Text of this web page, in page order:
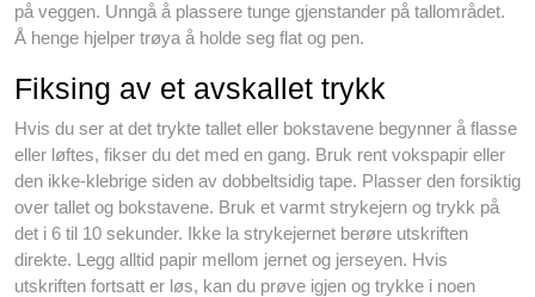
på veggen. Unngå å plassere tunge gjenstander på tallområdet.
Å henge hjelper trøya å holde seg flat og pen.
Fiksing av et avskallet trykk
Hvis du ser at det trykte tallet eller bokstavene begynner å flasse
eller løftes, fikser du det med en gang. Bruk rent vokspapir eller
den ikke-klebrige siden av dobbeltsidig tape. Plasser den forsiktig
over tallet og bokstavene. Bruk et varmt strykejern og trykk på
det i 6 til 10 sekunder. Ikke la strykejernet berøre utskriften
direkte. Legg alltid papir mellom jernet og jerseyen. Hvis
utskriften fortsatt er løs, kan du prøve igjen og trykke i noen